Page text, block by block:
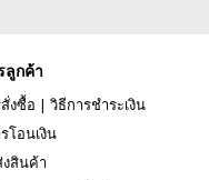
ลูกค้า
งซื้อ | วิธีการชำระเงิน
โอนเงิน
สินค้า